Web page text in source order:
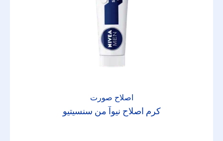
اصلاح صورت
کرم اصلاح نیوآ من سنسیتیو